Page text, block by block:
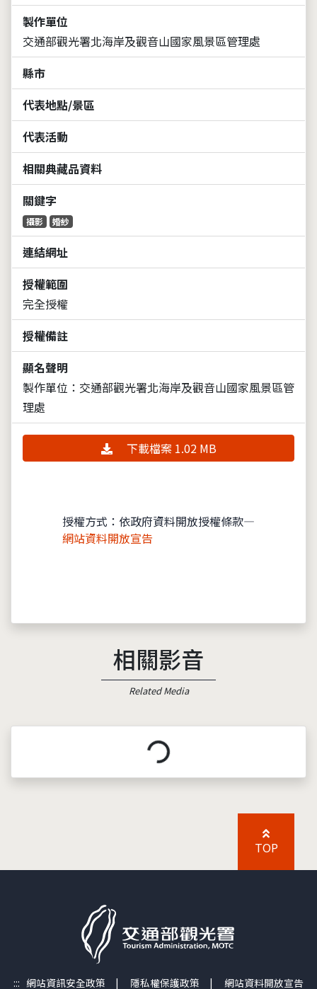
製作單位
交通部觀光署北海岸及觀音山國家風景區管理處
縣市
代表地點/景區
代表活動
相關典藏品資料
關鍵字
攝影 婚紗
連結網址
授權範圍
完全授權
授權備註
顯名聲明
製作單位：交通部觀光署北海岸及觀音山國家風景區管
理處
下載檔案 1.02 MB
授權方式：依政府資料開放授權條款—
網站資料開放宣告
相關影音
Related Media
載入中...
TOP
::: 網站資訊安全政策 | 隱私權保護政策 | 網站資料開放宣告